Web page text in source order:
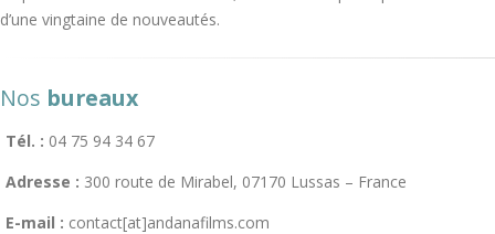
d’une vingtaine de nouveautés.
Nos bureaux
Tél. : 04 75 94 34 67
Adresse : 300 route de Mirabel, 07170 Lussas – France
E-mail : contact[at]andanafilms.com